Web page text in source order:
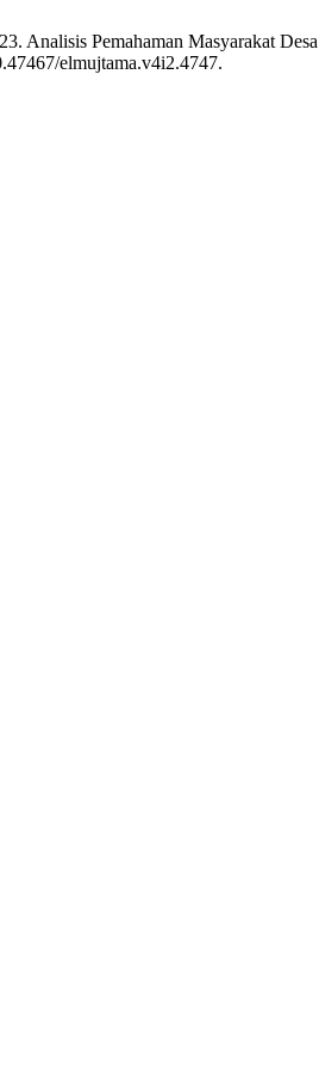
Analisis Pemahaman Masyarakat
elmujtama.v4i2.4747.